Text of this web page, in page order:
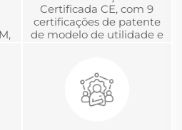
Certificada CE, com 9
certificações de patente
de modelo de utilidade e
em Metrologia.